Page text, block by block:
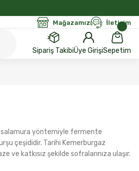
Mağazamız İletişim
Sipariş TakibiÜye GirişiSepetim
salamura yöntemiyle fermente
çeşididir. Tarihi Kemerburgaz
katkısız şekilde sofralarınıza ulaşır.